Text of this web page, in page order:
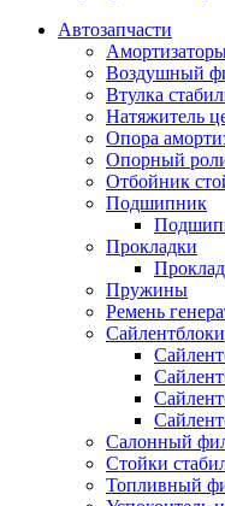
Автозапчасти
Воздушный
Втулка
Натяжитель
Опора
Опорный
Отбойник
Подшипник
Прокладки
Пружины
Ремень
Сайлентблоки
Салонный
Стойки
Топливный